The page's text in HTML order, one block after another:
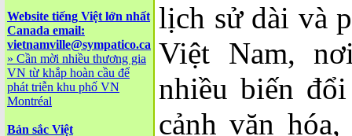
Website tiếng Việt lớn nhất
Canada email:
vietnamville@sympatico.ca
» Cần mời nhiều thương gia
VN từ khắp hoàn cầu để
phát triễn khu phố VN
Montréal
Bản sắc Việt
lịch sử dài và
Việt Nam,
nhiều biến
cảnh văn